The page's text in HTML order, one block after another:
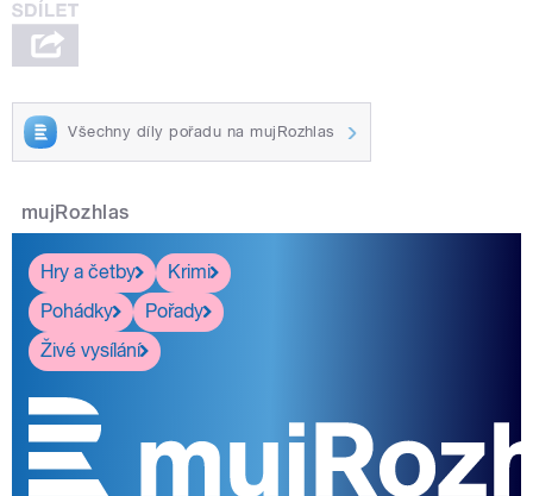
Všechny díly pořadu na mujRozhlas
mujRozhlas
Hry a četby
Krimi
Pohádky
Pořady
Živé vysílání